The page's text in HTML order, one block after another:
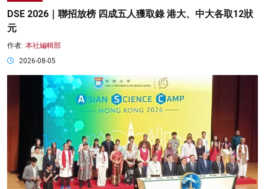
DSE 2026｜聯招放榜 四成五人獲取錄 港大、中大各取12狀
元
作者: 本社編輯部
2026-08-05